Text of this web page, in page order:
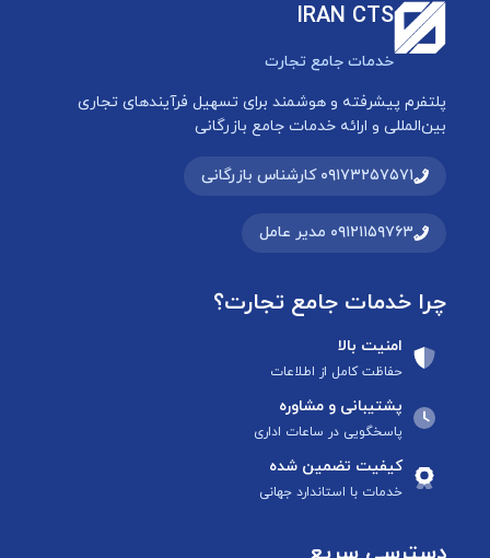
IRAN CTS
خدمات جامع تجارت
پلتفرم پیشرفته و هوشمند برای تسهیل فرآیندهای تجاری
بین‌المللی و ارائه خدمات جامع بازرگانی
۰۹۱۷۳۲۵۷۵۷۱ کارشناس بازرگانی
۰۹۱۲۱۱۵۹۷۶۳ مدیر عامل
چرا خدمات جامع تجارت؟
امنیت بالا
حفاظت کامل از اطلاعات
پشتیبانی و مشاوره
پاسخگویی در ساعات اداری
کیفیت تضمین شده
خدمات با استاندارد جهانی